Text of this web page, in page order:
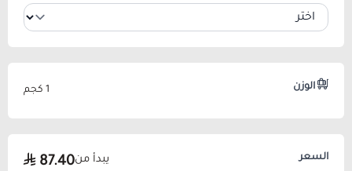
الوزن 1 كجم
السعر يبدأ من87.40